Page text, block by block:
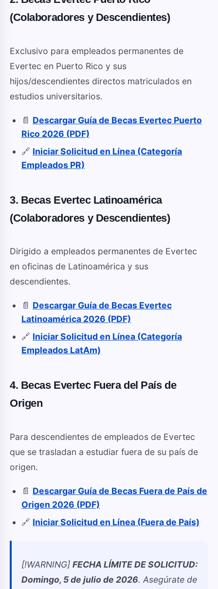
(Colaboradores y Descendientes)
Exclusivo para empleados permanentes de
Evertec en Puerto Rico y sus
hijos/descendientes directos matriculados en
estudios universitarios.
📄 Descargar Guía de Becas Evertec Puerto
Rico 2026 (PDF)
🔗 Iniciar Solicitud en Línea (Categoría
Empleados PR)
3. Becas Evertec Latinoamérica
(Colaboradores y Descendientes)
Dirigido a empleados permanentes de Evertec
en oficinas de Latinoamérica y sus
descendientes.
📄 Descargar Guía de Becas Evertec
Latinoamérica 2026 (PDF)
🔗 Iniciar Solicitud en Línea (Categoría
Empleados LatAm)
4. Becas Evertec Fuera del País de
Origen
Para descendientes de empleados de Evertec
que se trasladan a estudiar fuera de su país de
origen.
📄 Descargar Guía de Becas Fuera de País de
Origen 2026 (PDF)
🔗 Iniciar Solicitud en Línea (Fuera de País)
[!WARNING] FECHA LÍMITE DE SOLICITUD:
Domingo, 5 de julio de 2026. Asegúrate de